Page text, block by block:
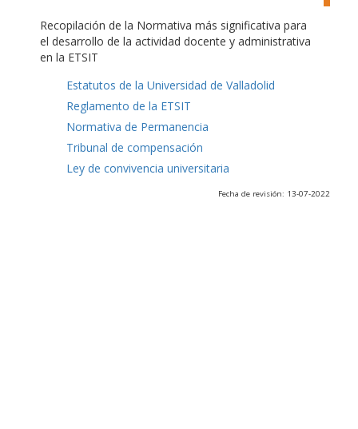
Recopilación de la Normativa más significativa para
el desarrollo de la actividad docente y administrativa
en la ETSIT
Estatutos de la Universidad de Valladolid
Reglamento de la ETSIT
Normativa de Permanencia
Tribunal de compensación
Ley de convivencia universitaria
Fecha de revisión: 13-07-2022